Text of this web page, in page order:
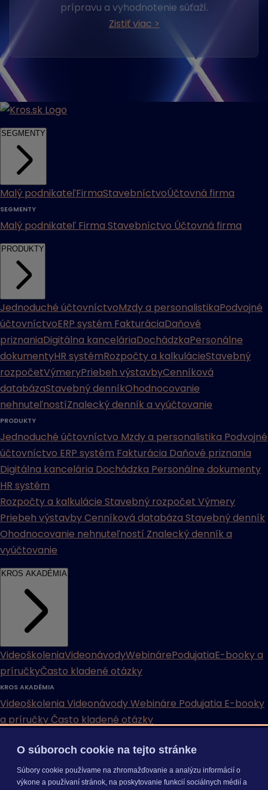
prípravu a vyhodnotenie súťaží.
Zistiť viac >
SEGMENTY
Malý podnikateľFirmaStavebníctvoÚčtovná firma
SEGMENTY
Malý podnikateľ Firma Stavebníctvo Účtovná firma
PRODUKTY
Jednoduché účtovníctvoMzdy a personalistikaPodvojné
účtovníctvoERP systém FakturáciaDaňové
priznaniaDigitálna kanceláriaDochádzkaPersonálne
dokumentyHR systémRozpočty a kalkulácieStavebný
rozpočetVýmeryPriebeh výstavbyCenníková
databázaStavebný denníkOhodnocovanie
nehnuteľnostíZnalecký denník a vyúčtovanie
PRODUKTY
Jednoduché účtovníctvo Mzdy a personalistika Podvojné
účtovníctvo ERP systém Fakturácia Daňové priznania
Digitálna kancelária Dochádzka Personálne dokumenty
HR systém
Rozpočty a kalkulácie Stavebný rozpočet Výmery
Priebeh výstavbyCenníková databáza Stavebný denník
Ohodnocovanie nehnuteľností Znalecký denník a
vyúčtovanie
KROS AKADÉMIA
VideoškoleniaVideonávodyWebinárePodujatiaE-booky a
príručkyČasto kladené otázky
KROS AKADÉMIA
Videoškolenia VideonávodyWebináre Podujatia E-booky
a príručkyČasto kladené otázky
CenníkyOdporučte násPrávne dokumentyOdporúčaná
O súboroch cookie na tejto stránke
Súbory cookie používame na zhromažďovanie a analýzu informácií o
výkone a používaní stránok, na poskytovanie funkcií sociálnych médií a